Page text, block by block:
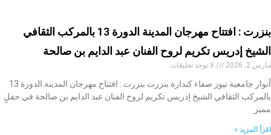
بنزرت : افتتاح مهرجان المدينة الدورة 13 بالمركب الثقافي
الشيخ إدريس تكريم لروح الفنان عبد الدايم بن صالحة
مارس 2, 2026 لا توجد تعليقات
أنوار جامعية نيوز صفاء كندارة بنزرت بنزرت : افتتاح مهرجان المدينة الدورة 13
بالمركب الثقافي الشيخ إدريس تكريم لروح الفنان عبد الدايم بن صالحة في حفلٍ
مميز
اقرأ المزيد »